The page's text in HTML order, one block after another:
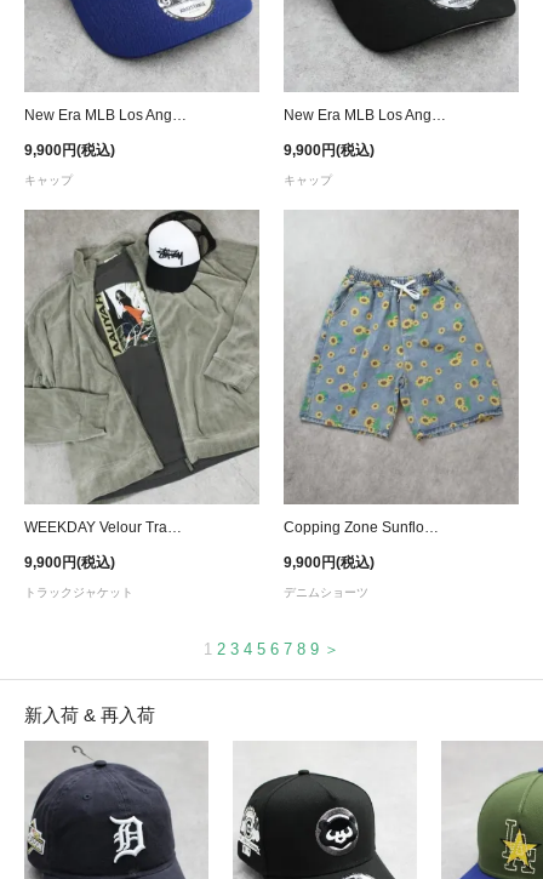
9,900円(税込)
キャップ
9,900円(税込)
キャップ
9,900円(税込)
トラックジャケット
9,900円(税込)
デニムショーツ
1 2 3 4 5 6 7 8 9 ＞
新入荷 & 再入荷